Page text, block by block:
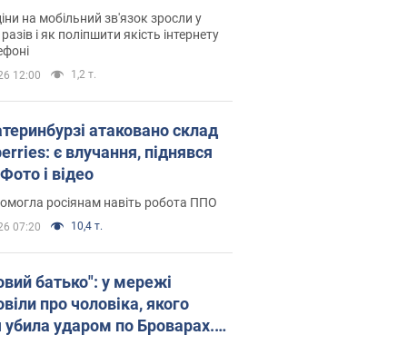
на ціни
на мобільний зв'язок зросли у
і як поліпшити якість інтернету
12:00 1,2 т.
атаковано склад
є влучання, піднявся
і відео
росіянам навіть робота ППО
07:20 10,4 т.
батько": у мережі
про чоловіка, якого
убила ударом по Броварах.